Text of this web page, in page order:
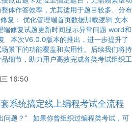
体作答效率，尤其适用于题目较多、分布
复： 优化管理端首页数据加载逻辑 文本
端修复试题更新时间显示异常问题 word和
本次V6.0.0版本的推出，进一步提升了
景下的功能覆盖和实用性。后续我们将持
细节，助力用户高效完成各类考试组织工
16:50
系统搞定线上编程考试全流程
问题？” 如果你曾组织过编程类考试，可